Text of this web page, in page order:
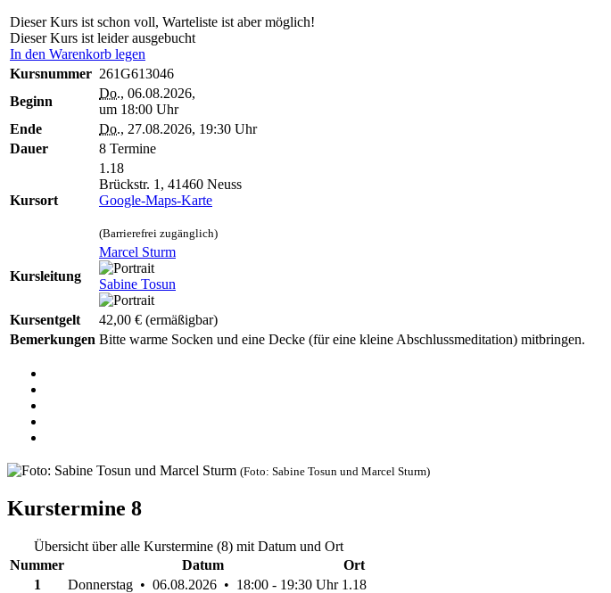
Dieser Kurs ist schon voll, Warteliste ist aber möglich!
Dieser Kurs ist leider ausgebucht
In den Warenkorb legen
Kursnummer 261G613046
Beginn
Do., 06.08.2026,
um 18:00 Uhr
Ende
Do., 27.08.2026, 19:30 Uhr
Dauer
8 Termine
Kursort
1.18
Brückstr. 1, 41460 Neuss
Google-Maps-Karte
(Barrierefrei zugänglich)
Kursleitung
Marcel Sturm
Sabine Tosun
Kursentgelt 42,00 € (ermäßigbar)
Bemerkungen Bitte warme Socken und eine Decke (für eine kleine Abschlussmeditation) mitbringen.
(Foto: Sabine Tosun und Marcel Sturm)
Kurstermine 8
Übersicht über alle Kurstermine (8) mit Datum und Ort
Nummer
Datum
Ort
1
Donnerstag • 06.08.2026 • 18:00 - 19:30 Uhr 1.18